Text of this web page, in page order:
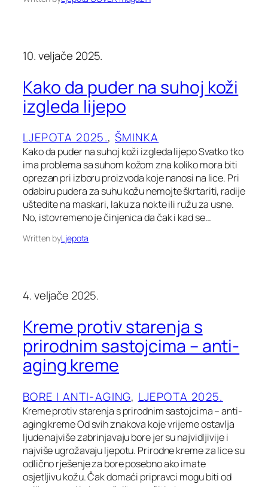
10. veljače 2025.
Kako da puder na suhoj koži
izgleda lijepo
LJEPOTA 2025., ŠMINKA
Kako da puder na suhoj koži izgleda lijepo Svatko tko
ima problema sa suhom kožom zna koliko mora biti
oprezan pri izboru proizvoda koje nanosi na lice. Pri
odabiru pudera za suhu kožu nemojte škrtariti, radije
uštedite na maskari, laku za nokte ili ružu za usne.
No, istovremeno je činjenica da čak i kad se…
Written byLjepota
4. veljače 2025.
Kreme protiv starenja s
prirodnim sastojcima – anti-
aging kreme
BORE I ANTI-AGING, LJEPOTA 2025.
Kreme protiv starenja s prirodnim sastojcima – anti-
aging kreme Od svih znakova koje vrijeme ostavlja
ljude najviše zabrinjavaju bore jer su najvidljivije i
najviše ugrožavaju ljepotu. Prirodne kreme za lice su
odlično rješenje za bore posebno ako imate
osjetljivu kožu. Čak domaći pripravci mogu biti od